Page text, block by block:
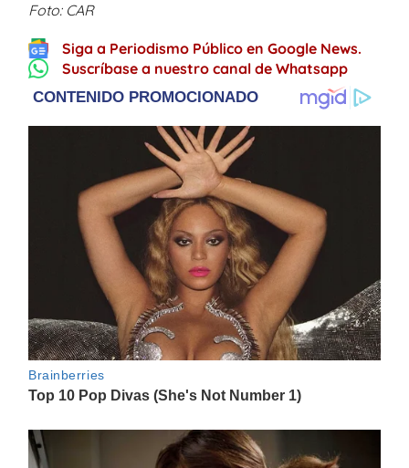
Foto: CAR
Siga a Periodismo Público en Google News.
Suscríbase a nuestro canal de Whatsapp